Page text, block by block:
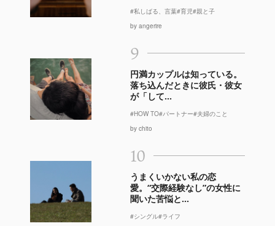
#私しばる、言葉#育児#親と子
by angerire
9
円満カップルは知っている。
落ち込んだときに彼氏・彼女
が「して...
#HOW TO#パートナー#夫婦のこと
by chito
10
うまくいかない私の恋
愛。“交際経験なし”の女性に
聞いた苦悩と...
#シングル#ライフ